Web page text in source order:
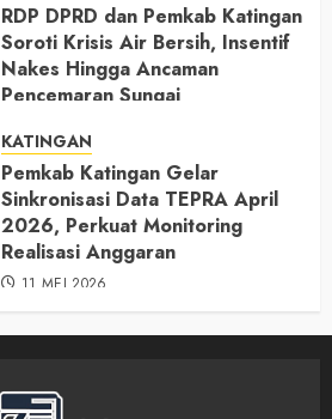
RDP DPRD dan Pemkab Katingan
Soroti Krisis Air Bersih, Insentif
Nakes Hingga Ancaman
Pencemaran Sungai
KATINGAN
Pemkab Katingan Gelar
Sinkronisasi Data TEPRA April
2026, Perkuat Monitoring
Realisasi Anggaran
11 MEI 2026